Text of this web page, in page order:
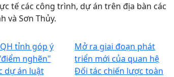
tế các công trình, dự án trên địa bàn các
và Sơn Thủy.
tỉnh góp ý
nghẽn"
dự án luật
Mở ra giai đoạn phát
triển mới của quan hệ
Đối tác chiến lược toàn